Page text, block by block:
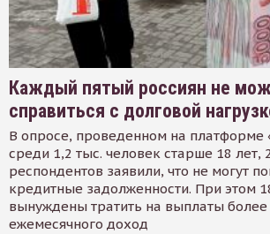
Каждый пятый россиян не
справиться с долговой
В опросе, проведенном на платформе
среди 1,2 тыс. человек старше 18 лет,
респондентов заявили, что не могут
кредитные задолженности. При этом
вынуждены тратить на выплаты
ежемесячного доход